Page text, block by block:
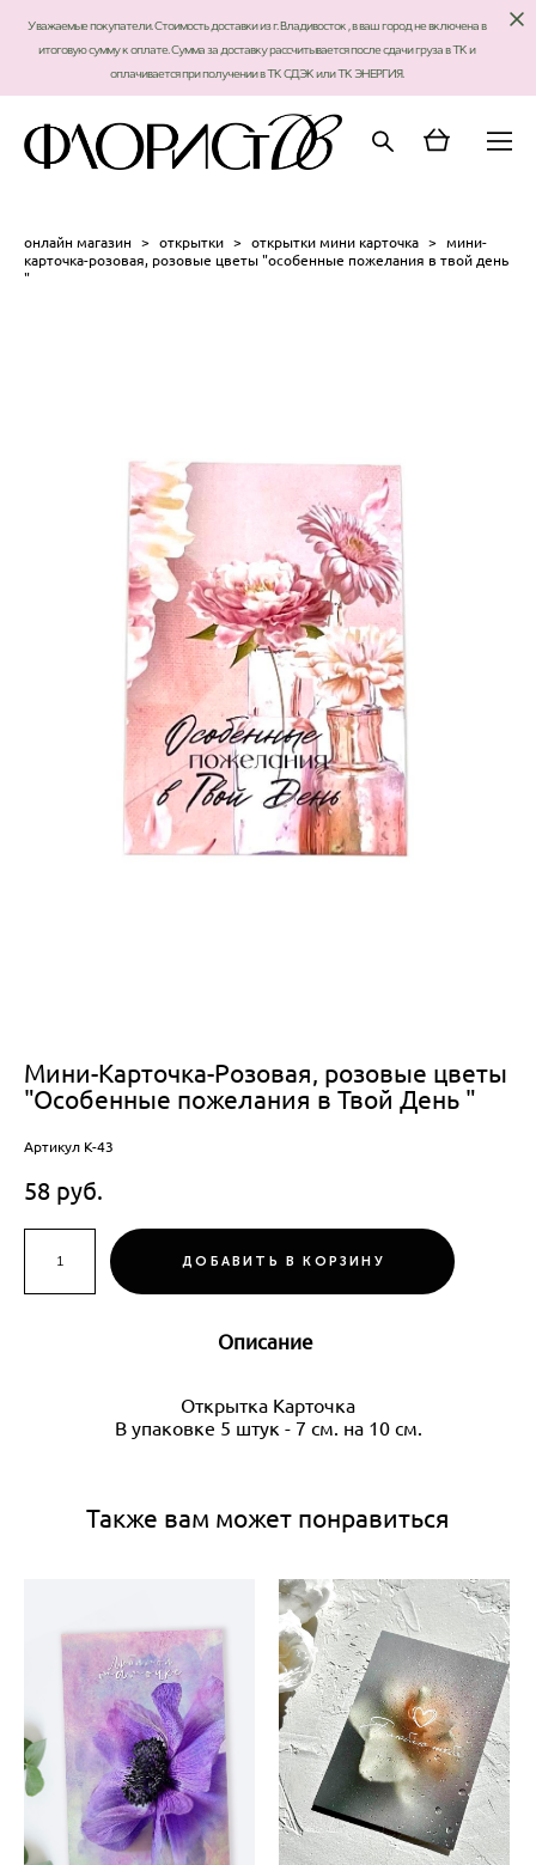
Уважаемые покупатели. Стоимость доставки из г. Владивосток , в ваш город не включена в
итоговую сумму к оплате. Сумма за доставку рассчитывается после сдачи груза в ТК и
оплачивается при получении в ТК СДЭК или ТК ЭНЕРГИЯ.
онлайн магазин > открытки > открытки мини карточка > мини-
карточка-розовая, розовые цветы "особенные пожелания в твой день
"
Мини-Карточка-Розовая, розовые цветы
"Особенные пожелания в Твой День "
Артикул К-43
58 pуб.
ДОБАВИТЬ В КОРЗИНУ
Описание
Открытка Карточка
В упаковке 5 штук - 7 см. на 10 см.
Также вам может понравиться